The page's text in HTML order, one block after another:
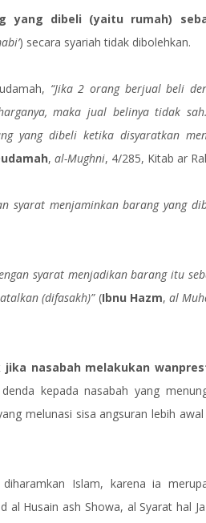
yang dibeli (yaitu rumah)
) secara syariah tidak dibolehkan.
“Jika 2 orang berjual beli
maka jual belinya tidak
yang dibeli ketika disyaratkan
, al-Mughni, 4/285, Kitab ar
syarat menjaminkan barang yang
syarat menjadikan barang itu
(difasakh)”(Ibnu Hazm, al
jika nasabah melakukan
kepada nasabah yang
melunasi sisa angsuran lebih
Islam, karena ia
Husain ash Showa, al Syarat hal